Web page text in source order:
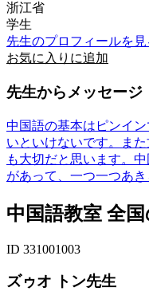
浙江省
学生
先生のプロフィールを見
お気に入りに追加
先生からメッセージ
中国語の基本はピンイ
いといけないです。ま
も大切だと思います。
があって、一つ一つあ
中国語教室 全
ID 331001003
ズゥオ トン先生